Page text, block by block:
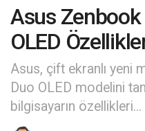
Asus
OLED
Asus, çift ekranlı yeni
Duo OLED modelini
bilgisayarın özellikleri...